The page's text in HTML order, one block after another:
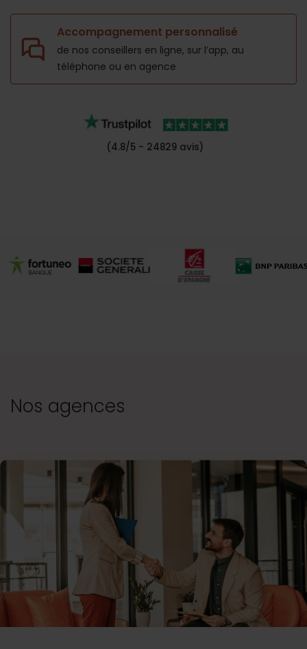
Accompagnement personnalisé
de nos conseillers en ligne, sur l’app, au
téléphone ou en agence
(4.8/5 - 24829 avis)
Nos agences